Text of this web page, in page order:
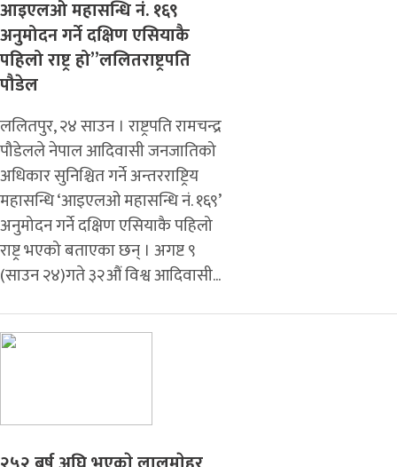
आइएलओ महासन्धि नं. १६९
अनुमोदन गर्ने दक्षिण एसियाकै
पहिलो राष्ट्र हो”ललितराष्ट्रपति
पौडेल
ललितपुर, २४ साउन । राष्ट्रपति रामचन्द्र
पौडेलले नेपाल आदिवासी जनजातिको
अधिकार सुनिश्चित गर्ने अन्तरराष्ट्रिय
महासन्धि ‘आइएलओ महासन्धि नं. १६९’
अनुमोदन गर्ने दक्षिण एसियाकै पहिलो
राष्ट्र भएको बताएका छन् । अगष्ट ९
(साउन २४)गते ३२औं विश्व आदिवासी...